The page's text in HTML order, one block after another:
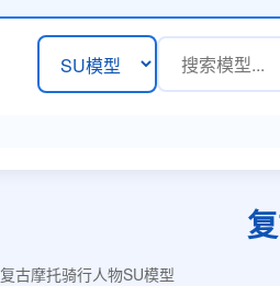
复古摩托骑行人物SU模型